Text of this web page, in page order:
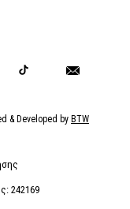
& Developed by BTW
242169